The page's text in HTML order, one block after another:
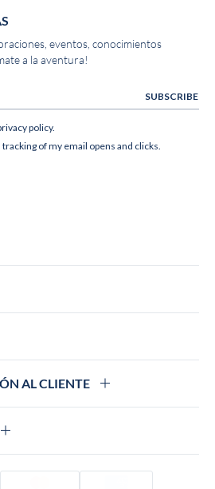
eventos, conocimientos
a la aventura!
AL CLIENTE
Visado Mastercard Amex